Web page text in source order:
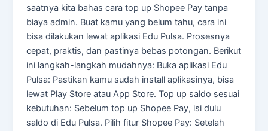
saatnya kita bahas cara top up Shopee Pay tanpa
biaya admin. Buat kamu yang belum tahu, cara ini
bisa dilakukan lewat aplikasi Edu Pulsa. Prosesnya
cepat, praktis, dan pastinya bebas potongan. Berikut
ini langkah-langkah mudahnya: Buka aplikasi Edu
Pulsa: Pastikan kamu sudah install aplikasinya, bisa
lewat Play Store atau App Store. Top up saldo sesuai
kebutuhan: Sebelum top up Shopee Pay, isi dulu
saldo di Edu Pulsa. Pilih fitur Shopee Pay: Setelah